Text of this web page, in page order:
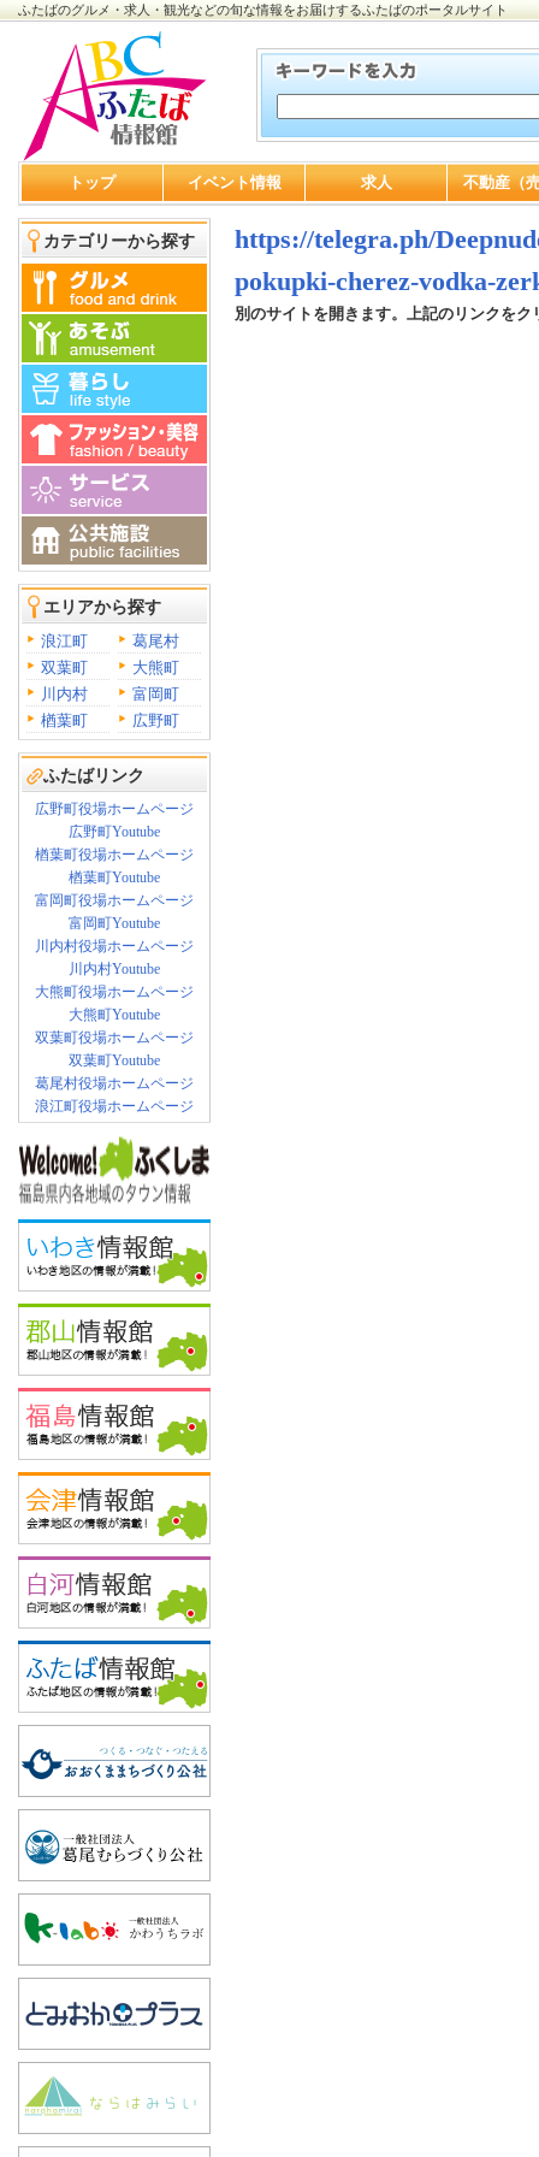
ふたばのグルメ・求人・観光などの旬な情報をお届けするふたばのポータルサイト
トップ イベント情報 求人 不動産（
カテゴリーから探す
エリアから探す
浪江町
葛尾村
双葉町
大熊町
川内村
富岡町
楢葉町
広野町
ふたばリンク
広野町役場ホームページ
広野町Youtube
楢葉町役場ホームページ
楢葉町Youtube
富岡町役場ホームページ
富岡町Youtube
川内村役場ホームページ
川内村Youtube
大熊町役場ホームページ
大熊町Youtube
双葉町役場ホームページ
双葉町Youtube
葛尾村役場ホームページ
浪江町役場ホームページ
https://telegra.ph/
pokupki-cherez-vodka-
別のサイトを開きます。上記のリンクをク